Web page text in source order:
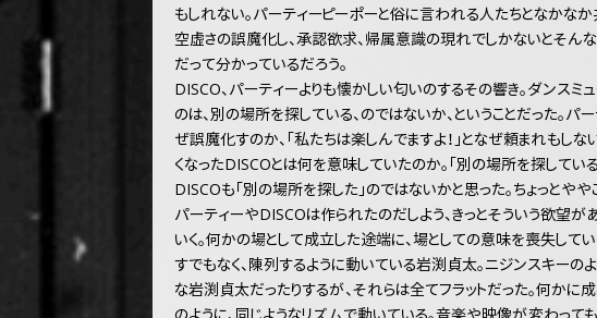
もしれない。パーティーピーポーと俗に言われる人たちとなかな
空虚さの誤魔化し、承認欲求、帰属意識の現れでしかないとそん
だって分かっているだろう。
DISCO、パーティーよりも懐かしい匂いのするその響き。ダンス
のは、別の場所を探している、のではないか、ということだった。パ
ぜ誤魔化すのか、「私たちは楽しんでますよ！」となぜ頼まれもし
くなったDISCOとは何を意味していたのか。「別の場所を探してい
DISCOも「別の場所を探した」のではないかと思った。ちょっとや
パーティーやDISCOは作られたのだしよう、きっとそういう欲望
いく。何かの場として成立した途端に、場としての意味を喪失して
すでもなく、陳列するように動いている岩渕貞太。ニジンスキーの
な岩渕貞太だったりするが、それらは全てフラットだった。何かに成